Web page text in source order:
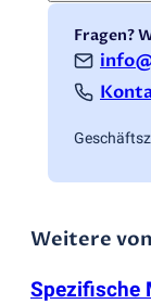
Fragen?
Weitere
Spezifische